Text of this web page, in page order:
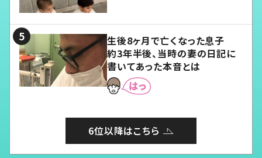
生後8ヶ月で亡くなった息子
約3年半後、当時の妻の日記に
書いてあった本音とは
6位以降はこちら